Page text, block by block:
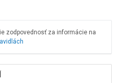
zodpovednosť za informácie na